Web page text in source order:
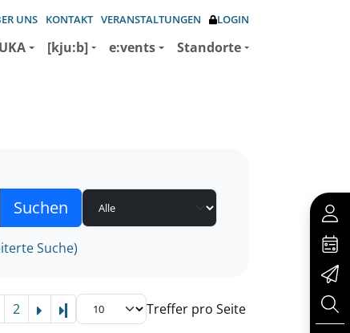
UNS KONTAKT VERANSTALTUNGEN LOGIN
[kju:b] e:vents Standorte
Suche)
2 Letzte Seite Treffer pro Seite